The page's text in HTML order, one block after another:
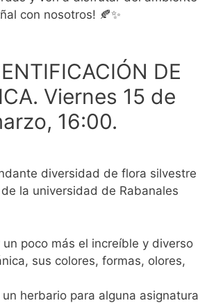
con nosotros! 🍂✨
DE
Viernes 15 de
16:00.
diversidad de flora silvestre
la universidad de Rabanales
un poco más el increíble y diverso
sus colores, formas, olores,
herbario para alguna asignatura